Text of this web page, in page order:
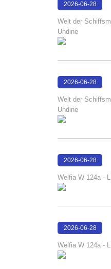
2026-06-28
Welt der
Undine
2026-06-28
Welt der
Undine
2026-06-28
Welfia W 124a -
2026-06-28
Welfia W 124a -